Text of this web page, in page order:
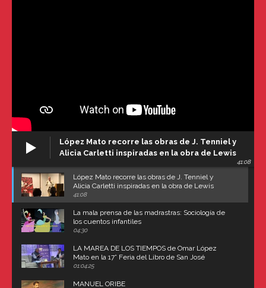
López Mato recorre las obras de J. Tenniel y
Alicia Carletti inspiradas en la obra de Lewis
41:08
López Mato recorre las obras de J. Tenniel y
Alicia Carletti inspiradas en la obra de Lewis
Carroll
41:08
La mala prensa de las madrastras: Sociología de
los cuentos infantiles
04:30
LA MAREA DE LOS TIEMPOS de Omar López
Mato en la 17° Feria del Libro de San José
(Uruguay)
01:04:25
MANUEL ORIBE